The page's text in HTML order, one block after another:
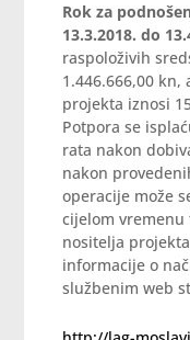
Rok za
13.3.2018. do
raspoloživih
1.446.666,00
projekta iznosi
Potpora se
rata nakon
nakon
operacije može
cijelom
nositelja
informacije o
službenim web